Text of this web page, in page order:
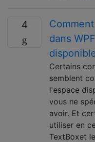
4
dans
Certains
semblent
l'espace
vous ne
avoir. Et
utiliser en
TextBoxet